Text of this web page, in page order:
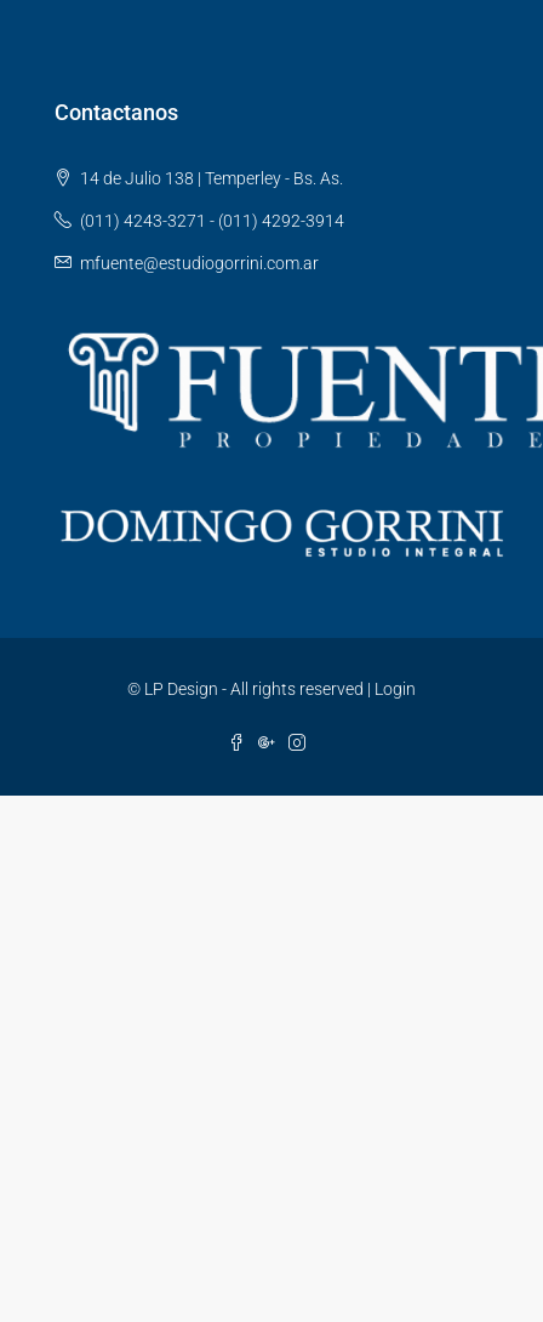
Contactanos
14 de Julio 138 | Temperley - Bs. As.
(011) 4243-3271 - (011) 4292-3914
mfuente@estudiogorrini.com.ar
© LP Design - All rights reserved | Login